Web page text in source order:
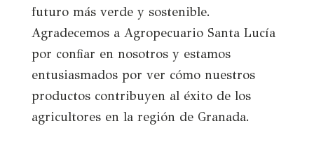
futuro más verde y sostenible.
Agradecemos a Agropecuario Santa Lucía
por confiar en nosotros y estamos
entusiasmados por ver cómo nuestros
productos contribuyen al éxito de los
agricultores en la región de Granada.